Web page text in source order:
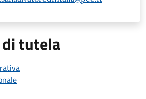
tutela